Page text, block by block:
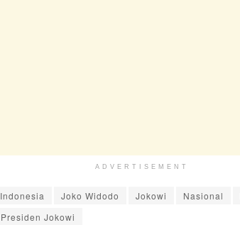
ADVERTISEMENT
Indonesia Joko Widodo Jokowi Nasional
Presiden Jokowi